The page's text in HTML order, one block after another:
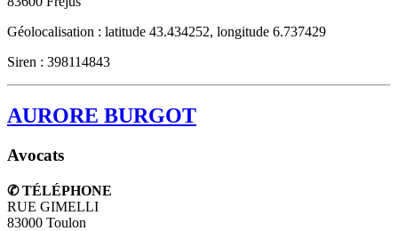
Géolocalisation : latitude 43.434252, longitude 6.737429
Siren : 398114843
AURORE BURGOT
Avocats
✆ TÉLÉPHONE
RUE GIMELLI
83000 Toulon